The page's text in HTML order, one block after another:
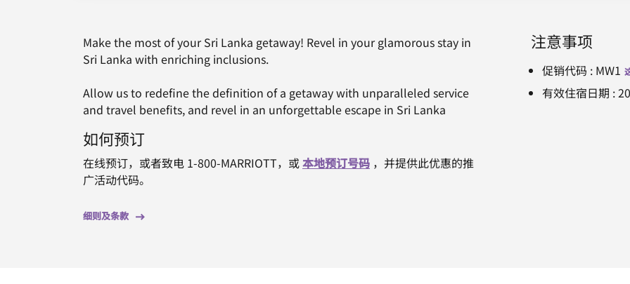
Make the most of your Sri Lanka getaway! Revel in your glamorous stay in
Sri Lanka with enriching inclusions.
Allow us to redefine the definition of a getaway with unparalleled service
and travel benefits, and revel in an unforgettable escape in Sri Lanka
如何预订
在线预订，或者致电 1-800-MARRIOTT，或本地预订号码 ，并提供此优惠的推
广活动代码。
细则及条款
注意事项
促销代码 : MW1
有效住宿日期 :